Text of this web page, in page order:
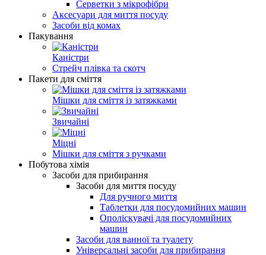
Серветки з мікрофібри
Аксесуари для миття посуду
Засоби від комах
Пакування
Каністри
Стрейч плівка та скотч
Пакети для сміття
Мішки для сміття із затяжками
Звичайні
Міцні
Мішки для сміття з ручками
Побутова хімія
Засоби для прибирання
Засоби для миття посуду
Для ручного миття
Таблетки для посудомийних машин
Ополіскувачі для посудомийних
машин
Засоби для ванної та туалету
Універсальні засоби для прибирання